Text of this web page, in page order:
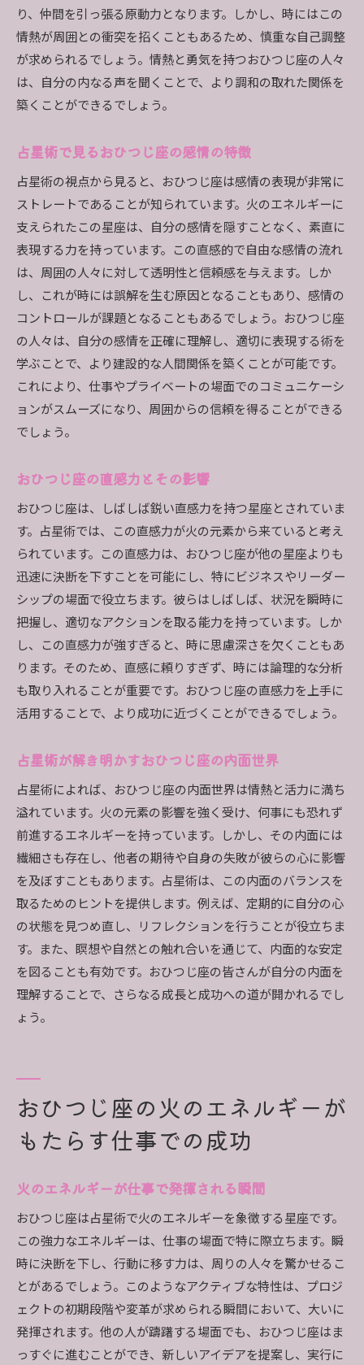
占星術が教える自己理解の鍵
おひつじ座の特徴から学ぶ自己分析法
自分を知るための占星術的アプローチ
占星術で見るおひつじ座の魅力とエネルギー
おひつじ座の魅力が引き出すものは？
活力に満ちたおひつじ座のエネルギー
占星術で探るおひつじ座の魅力の源
おひつじ座のエネルギーを活かす方法
魅力的なおひつじ座になるためのヒント
占星術が示すおひつじ座の魅力的特質
おひつじ座の性格と仕事における成功への道
おひつじ座の性格が仕事に与える影響
成功へのステップ：おひつじ座の行動指針
仕事で輝くためのおひつじ座の秘訣
おひつじ座が成功を収めるための要素
り、仲間を引っ張る原動力となります。しかし、時にはこの
情熱が周囲との衝突を招くこともあるため、慎重な自己調整
が求められるでしょう。情熱と勇気を持つおひつじ座の人々
は、自分の内なる声を聞くことで、より調和の取れた関係を
築くことができるでしょう。
占星術で見るおひつじ座の感情の特徴
占星術の視点から見ると、おひつじ座は感情の表現が非常に
ストレートであることが知られています。火のエネルギーに
支えられたこの星座は、自分の感情を隠すことなく、素直に
表現する力を持っています。この直感的で自由な感情の流れ
は、周囲の人々に対して透明性と信頼感を与えます。しか
し、これが時には誤解を生む原因となることもあり、感情の
コントロールが課題となることもあるでしょう。おひつじ座
の人々は、自分の感情を正確に理解し、適切に表現する術を
学ぶことで、より建設的な人間関係を築くことが可能です。
これにより、仕事やプライベートの場面でのコミュニケーシ
ョンがスムーズになり、周囲からの信頼を得ることができる
でしょう。
おひつじ座の直感力とその影響
おひつじ座は、しばしば鋭い直感力を持つ星座とされていま
す。占星術では、この直感力が火の元素から来ていると考え
られています。この直感力は、おひつじ座が他の星座よりも
迅速に決断を下すことを可能にし、特にビジネスやリーダー
シップの場面で役立ちます。彼らはしばしば、状況を瞬時に
把握し、適切なアクションを取る能力を持っています。しか
し、この直感力が強すぎると、時に思慮深さを欠くこともあ
ります。そのため、直感に頼りすぎず、時には論理的な分析
も取り入れることが重要です。おひつじ座の直感力を上手に
活用することで、より成功に近づくことができるでしょう。
占星術が解き明かすおひつじ座の内面世界
占星術によれば、おひつじ座の内面世界は情熱と活力に満ち
溢れています。火の元素の影響を強く受け、何事にも恐れず
前進するエネルギーを持っています。しかし、その内面には
繊細さも存在し、他者の期待や自身の失敗が彼らの心に影響
を及ぼすこともあります。占星術は、この内面のバランスを
取るためのヒントを提供します。例えば、定期的に自分の心
の状態を見つめ直し、リフレクションを行うことが役立ちま
す。また、瞑想や自然との触れ合いを通じて、内面的な安定
を図ることも有効です。おひつじ座の皆さんが自分の内面を
理解することで、さらなる成長と成功への道が開かれるでし
ょう。
おひつじ座の火のエネルギーが
もたらす仕事での成功
火のエネルギーが仕事で発揮される瞬間
おひつじ座は占星術で火のエネルギーを象徴する星座です。
この強力なエネルギーは、仕事の場面で特に際立ちます。瞬
時に決断を下し、行動に移す力は、周りの人々を驚かせるこ
とがあるでしょう。このようなアクティブな特性は、プロジ
ェクトの初期段階や変革が求められる瞬間において、大いに
発揮されます。他の人が躊躇する場面でも、おひつじ座はま
っすぐに進むことができ、新しいアイデアを提案し、実行に